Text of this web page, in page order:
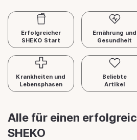
Erfolgreicher
SHEKO Start
Ernährung und
Gesundheit
Krankheiten und
Lebensphasen
Beliebte
Artikel
Alle für einen
SHEKO